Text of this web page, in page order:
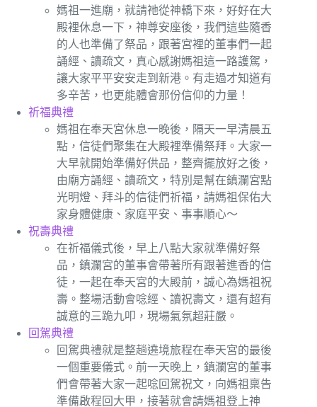
媽祖一進廟，就請祂從神轎下來，好好在大
殿裡休息一下，神尊安座後，我們這些隨香
的人也準備了祭品，跟著宮裡的董事們一起
誦經、讀疏文，真心感謝媽祖這一路護駕，
讓大家平平安安走到新港。有走過才知道有
多辛苦，也更能體會那份信仰的力量！
祈福典禮
媽祖在奉天宮休息一晚後，隔天一早清晨五
點，信徒們聚集在大殿裡準備祭拜。大家一
大早就開始準備好供品，整齊擺放好之後，
由廟方誦經、讀疏文，特別是幫在鎮瀾宮點
光明燈、拜斗的信徒們祈福，請媽祖保佑大
家身體健康、家庭平安、事事順心～
祝壽典禮
在祈福儀式後，早上八點大家就準備好祭
品，鎮瀾宮的董事會帶著所有跟著進香的信
徒，一起在奉天宮的大殿前，誠心為媽祖祝
壽。整場活動會唸經、讀祝壽文，還有超有
誠意的三跪九叩，現場氣氛超莊嚴。
回駕典禮
回駕典禮就是整趟遶境旅程在奉天宮的最後
一個重要儀式。前一天晚上，鎮瀾宮的董事
們會帶著大家一起唸回駕祝文，向媽祖稟告
準備啟程回大甲，接著就會請媽祖登上神